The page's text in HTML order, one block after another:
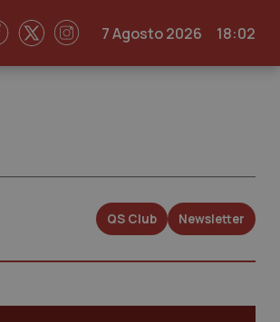
7 Agosto 2026 18:02
QS Club Newsletter